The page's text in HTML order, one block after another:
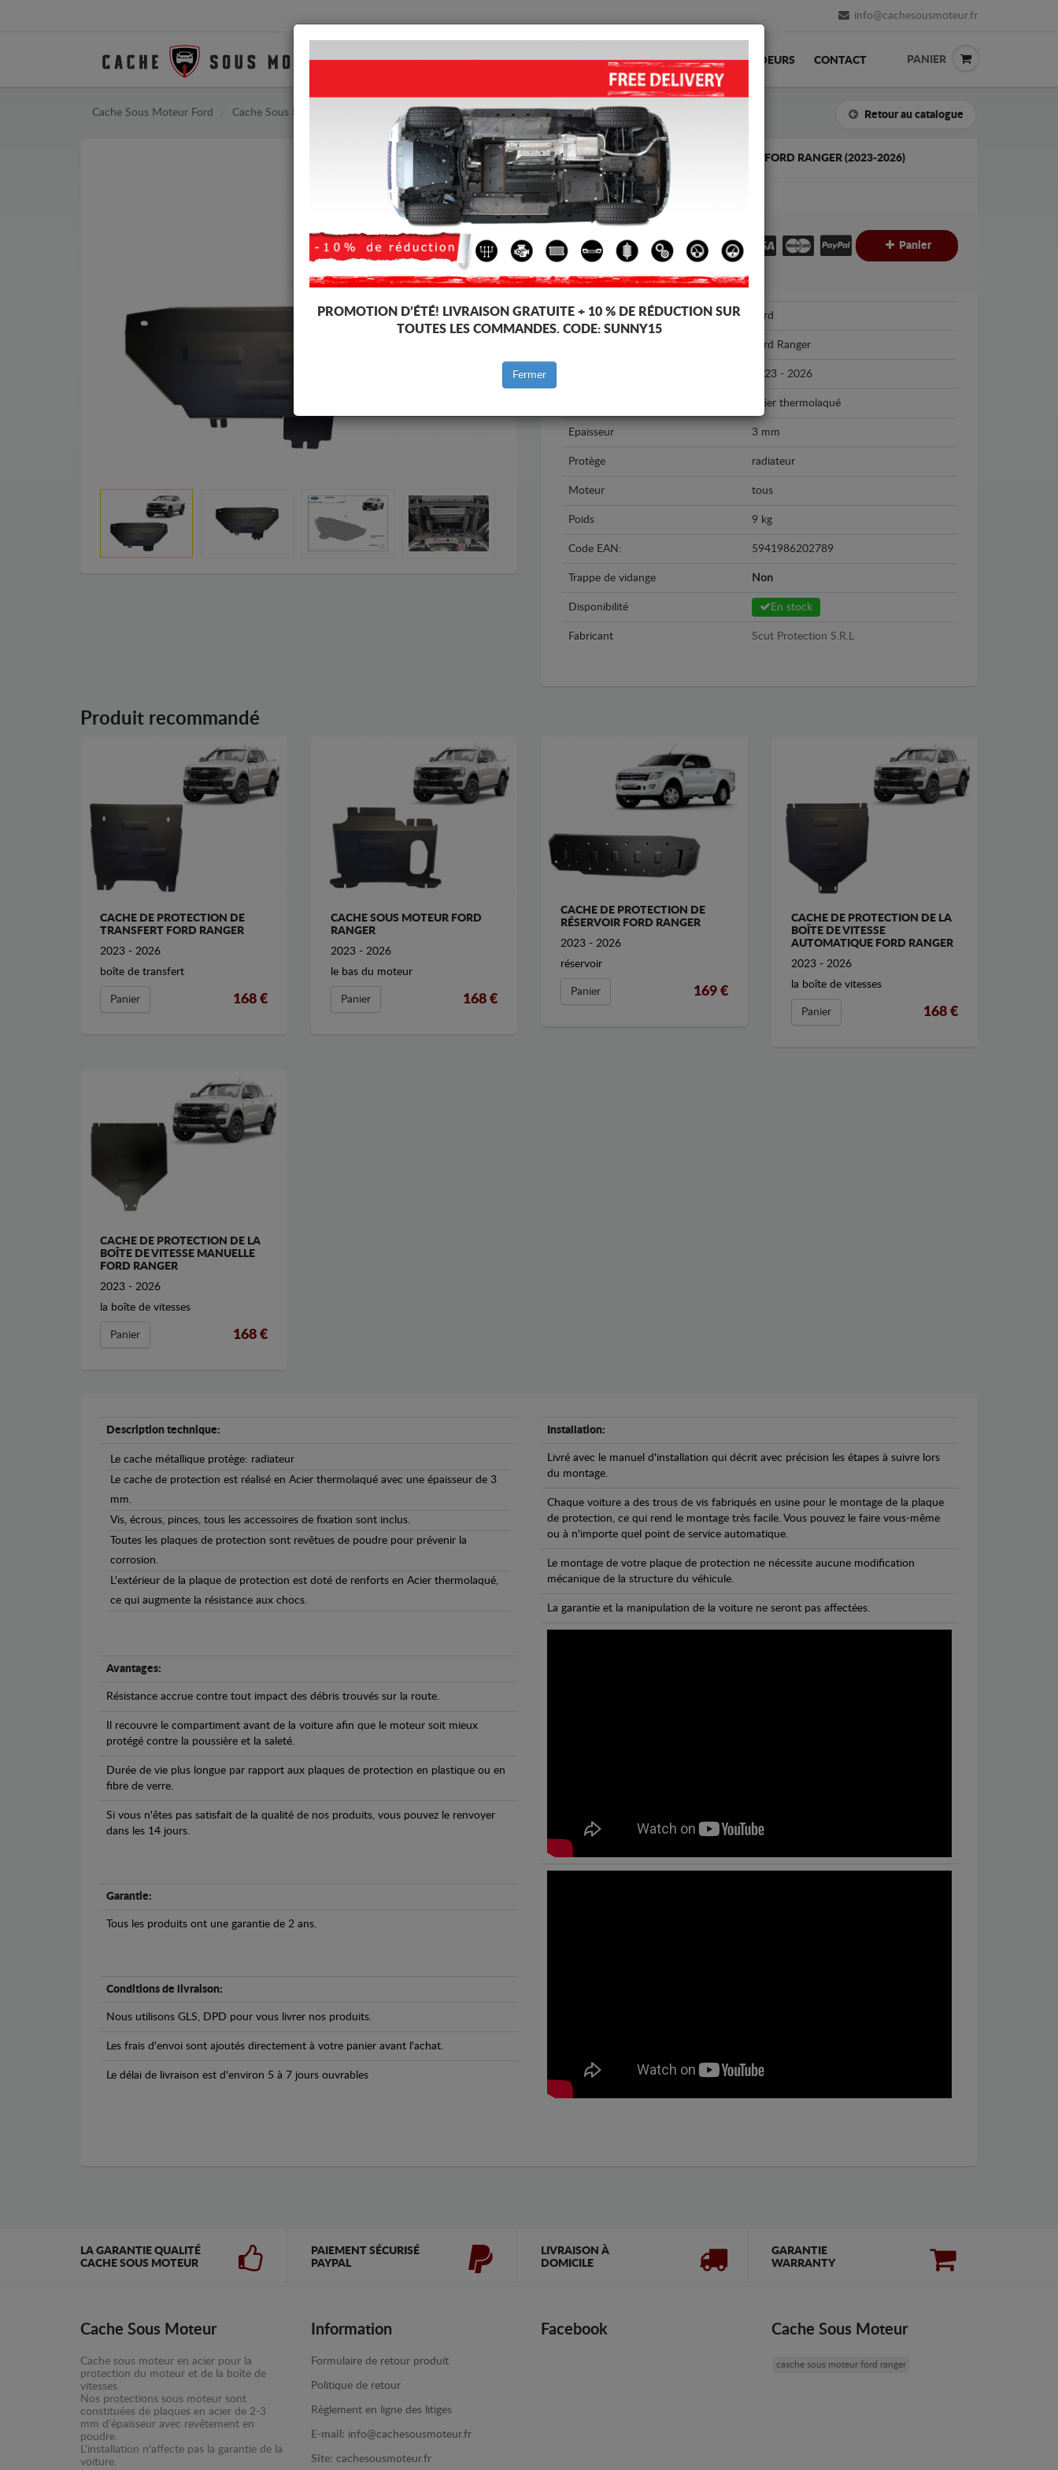
info@cachesousmoteur.fr
PROTECTION ACCUEIL LIVRAISON AVIS REVENDEURS CONTACT PANIER
Cache Sous Moteur Ford Cache Sous Moteur Ford Ranger Retour au catalogue
CACHE DE PROTECTION DE RADIATEUR FORD RANGER (2023-2026)
Code d'article: 08.503
166€
TTC
Panier
Marque Ford
Ford Ranger
2023 - 2026
Acier thermolaqué
Epaisseur 3 mm
Protège radiateur
Moteur tous
Poids 9 kg
Code EAN: 5941986202789
Trappe de vidange Non
Disponibilité En stock
Fabricant Scut Protection S.R.L
Produit recommandé
CACHE DE PROTECTION DE
TRANSFERT FORD RANGER
2023 - 2026
boîte de transfert
Panier 168 €
CACHE SOUS MOTEUR FORD
RANGER
2023 - 2026
le bas du moteur
Panier 168 €
CACHE DE PROTECTION DE
RÉSERVOIR FORD RANGER
2023 - 2026
réservoir
Panier 169 €
CACHE DE PROTECTION DE LA
BOÎTE DE VITESSE
AUTOMATIQUE FORD RANGER
2023 - 2026
la boîte de vitesses
Panier 168 €
CACHE DE PROTECTION DE LA
BOÎTE DE VITESSE MANUELLE
FORD RANGER
2023 - 2026
la boîte de vitesses
Panier 168 €
Description technique:
Le cache métallique protège: radiateur
Le cache de protection est réalisé en Acier thermolaqué avec une épaisseur de 3
mm.
Vis, écrous, pinces, tous les accessoires de fixation sont inclus.
Toutes les plaques de protection sont revêtues de poudre pour prévenir la
corrosion.
L'extérieur de la plaque de protection est doté de renforts en Acier thermolaqué,
ce qui augmente la résistance aux chocs.
Avantages:
Résistance accrue contre tout impact des débris trouvés sur la route.
Il recouvre le compartiment avant de la voiture afin que le moteur soit mieux
protégé contre la poussière et la saleté.
Durée de vie plus longue par rapport aux plaques de protection en plastique ou en
fibre de verre.
Si vous n'êtes pas satisfait de la qualité de nos produits, vous pouvez le renvoyer
dans les 14 jours.
Garantie:
Tous les produits ont une garantie de 2 ans.
Conditions de livraison:
Nous utilisons GLS, DPD pour vous livrer nos produits.
Les frais d'envoi sont ajoutés directement à votre panier avant l'achat.
Le délai de livraison est d'environ 5 à 7 jours ouvrables
Installation:
Livré avec le manuel d'installation qui décrit avec précision les étapes à suivre lors
du montage.
Chaque voiture a des trous de vis fabriqués en usine pour le montage de la plaque
de protection, ce qui rend le montage très facile. Vous pouvez le faire vous-même
ou à n'importe quel point de service automatique.
Le montage de votre plaque de protection ne nécessite aucune modification
mécanique de la structure du véhicule.
La garantie et la manipulation de la voiture ne seront pas affectées.
LA GARANTIE QUALITÉ
CACHE SOUS MOTEUR
PAIEMENT SÉCURISÉ
PAYPAL
LIVRAISON À
DOMICILE
GARANTIE
WARRANTY
Cache Sous Moteur
Cache sous moteur en acier pour la
protection du moteur et de la boîte de
vitesses.
Nos protections sous moteur sont
constituées de plaques en acier de 2-3
mm d'épaisseur avec revêtement en
poudre.
L'installation n'affecte pas la garantie de la
voiture.
Information
Formulaire de retour produit
Politique de retour
Règlement en ligne des litiges
E-mail: info@cachesousmoteur.fr
Site: cachesousmoteur.fr
Facebook Cache Sous Moteur
casche sous moteur ford ranger
PROMOTION D’ÉTÉ! LIVRAISON GRATUITE + 10 % DE RÉDUCTION SUR
TOUTES LES COMMANDES. CODE: SUNNY15
Fermer